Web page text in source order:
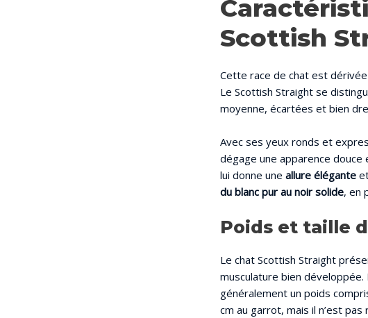
Scottish
Cette race de chat est
Le Scottish Straight se
moyenne, écartées et bien
Avec ses yeux ronds et
dégage une apparence douce
lui donne une allure élégante
du blanc pur au noir solide, en
Poids et taille
Le chat Scottish Straight
musculature bien
généralement un poids
cm au garrot, mais il n’est